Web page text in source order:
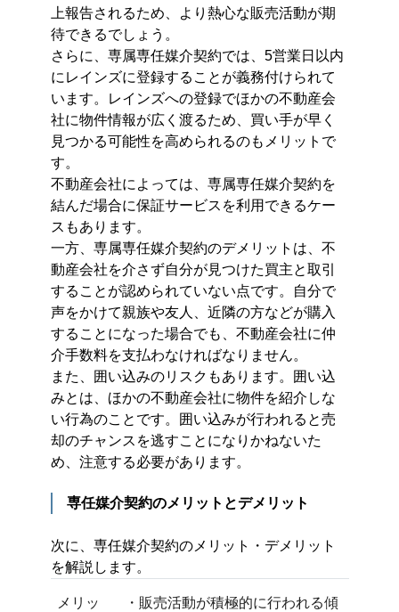
上報告されるため、より熱心な販売活動が期
待できるでしょう。
さらに、専属専任媒介契約では、5営業日以内
にレインズに登録することが義務付けられて
います。レインズへの登録でほかの不動産会
社に物件情報が広く渡るため、買い手が早く
見つかる可能性を高められるのもメリットで
す。
不動産会社によっては、専属専任媒介契約を
結んだ場合に保証サービスを利用できるケー
スもあります。
一方、専属専任媒介契約のデメリットは、不
動産会社を介さず自分が見つけた買主と取引
することが認められていない点です。自分で
声をかけて親族や友人、近隣の方などが購入
することになった場合でも、不動産会社に仲
介手数料を支払わなければなりません。
また、囲い込みのリスクもあります。囲い込
みとは、ほかの不動産会社に物件を紹介しな
い行為のことです。囲い込みが行われると売
却のチャンスを逃すことになりかねないた
め、注意する必要があります。
専任媒介契約のメリットとデメリット
次に、専任媒介契約のメリット・デメリット
を解説します。
メリッ
・販売活動が積極的に行われる傾